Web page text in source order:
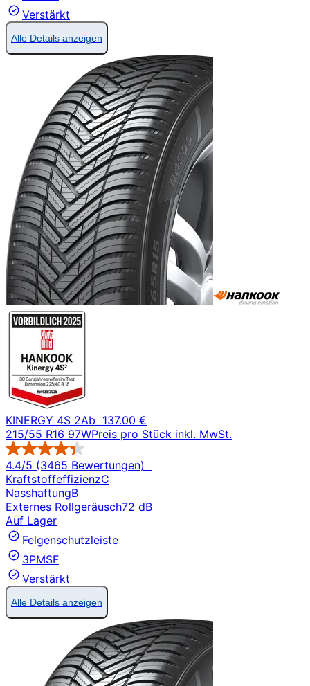
Verstärkt
Alle Details anzeigen
KINERGY 4S 2Ab 137.00 €
215/55 R16 97WPreis pro Stück inkl. MwSt.
4.4/5 (3465 Bewertungen)
KraftstoffeffizienzC
NasshaftungB
Externes Rollgeräusch72 dB
Auf Lager
Felgenschutzleiste
3PMSF
Verstärkt
Alle Details anzeigen